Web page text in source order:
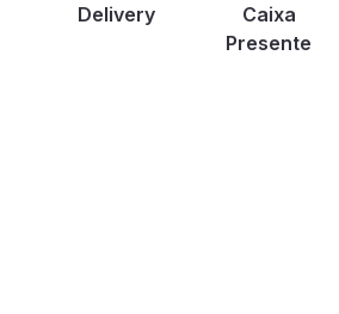
Delivery
Caixa
Presente